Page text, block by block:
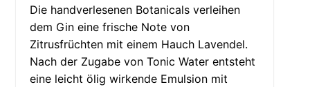
Die handverlesenen Botanicals verleihen
dem Gin eine frische Note von
Zitrusfrüchten mit einem Hauch Lavendel.
Nach der Zugabe von Tonic Water entsteht
eine leicht ölig wirkende Emulsion mit